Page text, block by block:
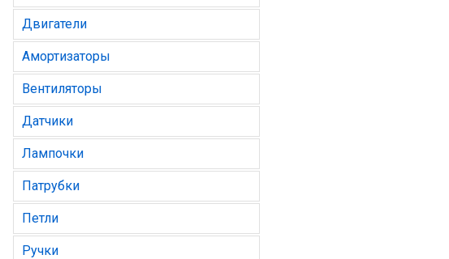
Двигатели
Амортизаторы
Вентиляторы
Датчики
Лампочки
Патрубки
Петли
Ручки